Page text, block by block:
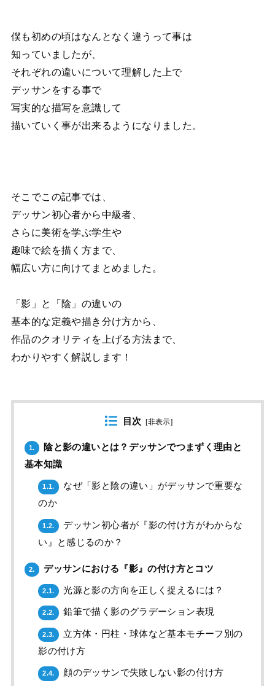
僕も初めの頃はなんとなく違うって事は
知っていましたが、
それぞれの違いについて理解した上で
デッサンをする事で
写実的な描写を意識して
描いていく事が出来るようになりました。
そこでこの記事では、
デッサン初心者から中級者、
さらに美術を学ぶ学生や
趣味で絵を描く方まで、
幅広い方に向けてまとめました。
「影」と「陰」の違いの
基本的な定義や描き分け方から、
作品のクオリティを上げる方法まで、
わかりやすく解説します！
目次 [非表示]
1.
陰と影の違いとは？デッサンでつまずく理由と
基本知識
1.1.
なぜ「影と陰の違い」がデッサンで重要な
のか
1.2.
デッサン初心者が『影の付け方がわからな
い』と感じるのか？
2. デッサンにおける『影』の付け方とコツ
2.1. 光源と影の方向を正しく捉えるには？
2.2. 鉛筆で描く影のグラデーション表現
2.3.
立方体・円柱・球体など基本モチーフ別の
影の付け方
2.4. 顔のデッサンで失敗しない影の付け方